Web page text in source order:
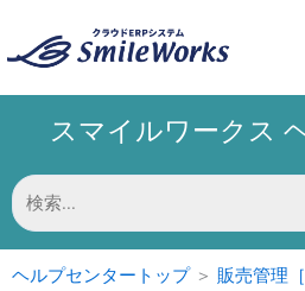
ス
プ
スマイルワークス
検
索
対
象:
ヘルプセンタートップ＞ 販売管理